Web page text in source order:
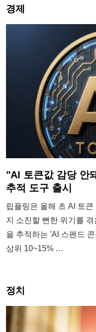
경제
"AI 토큰값 감당 안
추적 도구 출시
립플링은 올해 초 AI 토
지 소진할 뻔한 위기를
을 추적하는 'AI 스펜드
상위 10~15% …
정치